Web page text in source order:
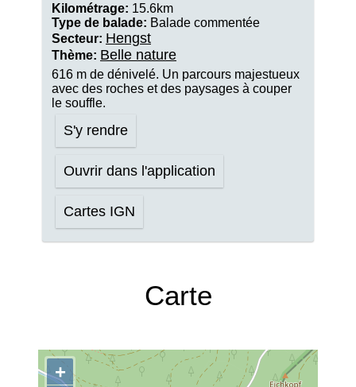
Kilométrage: 15.6km
Type de balade: Balade commentée
Secteur: Hengst
Thème: Belle nature
616 m de dénivelé. Un parcours majestueux
avec des roches et des paysages à couper
le souffle.
S'y rendre
Ouvrir dans l'application
Cartes IGN
Carte
+